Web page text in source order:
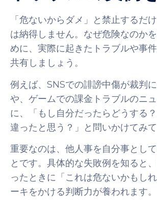
「危ないからダメ」と禁止するだ
は納得しません。なぜ危険なのか
めに、実際に起きたトラブルや事
共有しましょう。
例えば、SNSでの誹謗中傷が裁判
や、ゲームでの課金トラブルのニ
に、「もし自分だったらどうする
違ったと思う？」と問いかけてみて
重要なのは、他人事を自分事とし
とです。具体的な失敗例を知ると
ったときに「これは危ないかもし
ーキをかける判断力が養われます。